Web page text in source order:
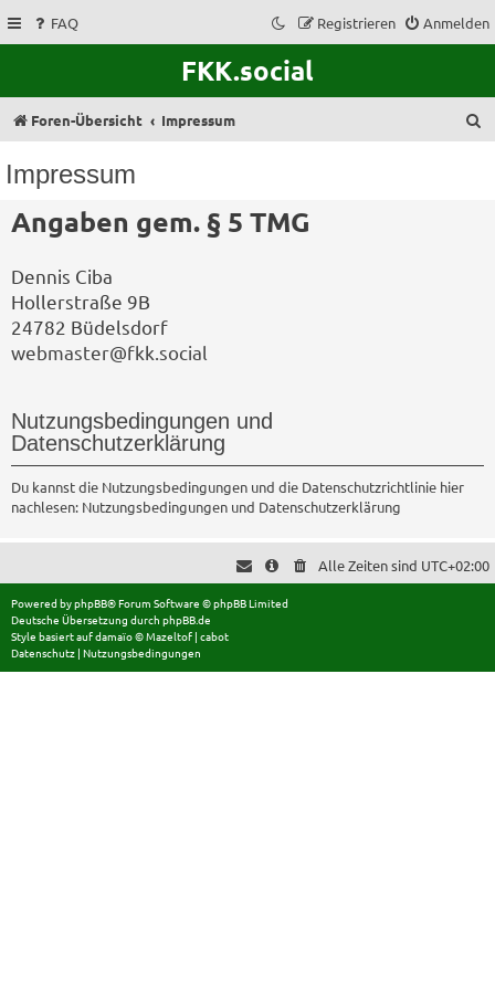
FAQ Anmelden
Registrieren
FKK.social
Foren-Übersicht Impressum
Impressum
Angaben gem. § 5 TMG
Dennis Ciba
Hollerstraße 9B
24782 Büdelsdorf
webmaster@fkk.social
Nutzungsbedingungen und
Datenschutzerklärung
Du kannst die Nutzungsbedingungen und die Datenschutzrichtlinie hier
nachlesen: Nutzungsbedingungen und Datenschutzerklärung
Alle Zeiten sind UTC+02:00
Powered byphpBB® Forum Software © phpBB Limited
Deutsche Übersetzung durch phpBB.de
Style basiert aufdamaïo ©Mazeltof | cabot
Datenschutz | Nutzungsbedingungen